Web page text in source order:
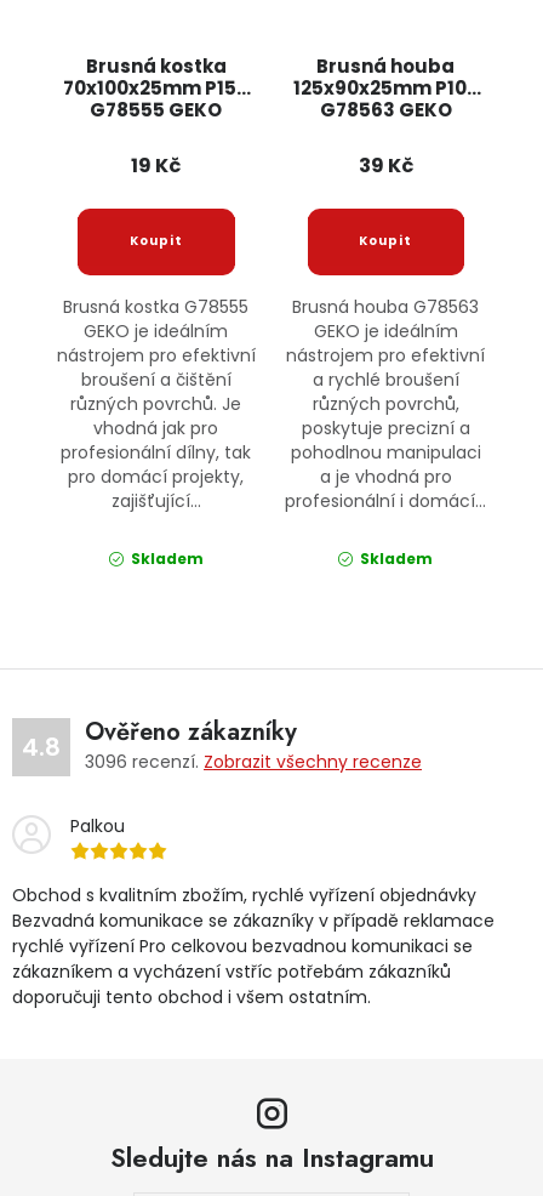
Brusná kostka
70x100x25mm P150
G78555 GEKO
19 Kč
Brusná kostka G78555
GEKO je ideálním
nástrojem pro efektivní
broušení a čištění
různých povrchů. Je
vhodná jak pro
profesionální dílny, tak
pro domácí projekty,
zajišťující...
Skladem
Brusná houba
125x90x25mm P100
G78563 GEKO
39 Kč
Brusná houba G78563
GEKO je ideálním
nástrojem pro efektivní
a rychlé broušení
různých povrchů,
poskytuje precizní a
pohodlnou manipulaci
a je vhodná pro
profesionální i domácí...
Skladem
4.8 Ověřeno zákazníky
3096 recenzí. Zobrazit všechny recenze
Palkou
Obchod s kvalitním zbožím, rychlé vyřízení objednávky
Bezvadná komunikace se zákazníky v případě reklamace
rychlé vyřízení Pro celkovou bezvadnou komunikaci se
zákazníkem a vycházení vstříc potřebám zákazníků
doporučuji tento obchod i všem ostatním.
Sledujte nás na Instagramu